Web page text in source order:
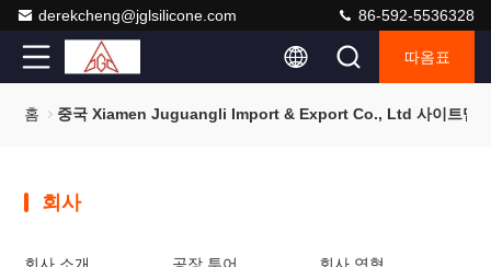
derekcheng@jglsilicone.com 86-592-5536328
따옴표
홈 중국 Xiamen Juguangli Import & Export Co., Ltd 사이트맵
회사